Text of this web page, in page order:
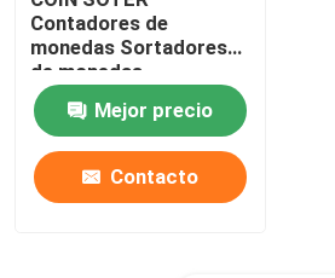
Contadores de
monedas Sortadores
de monedas
Contadores de
monedas Sortadores
Mejor precio
Contacto